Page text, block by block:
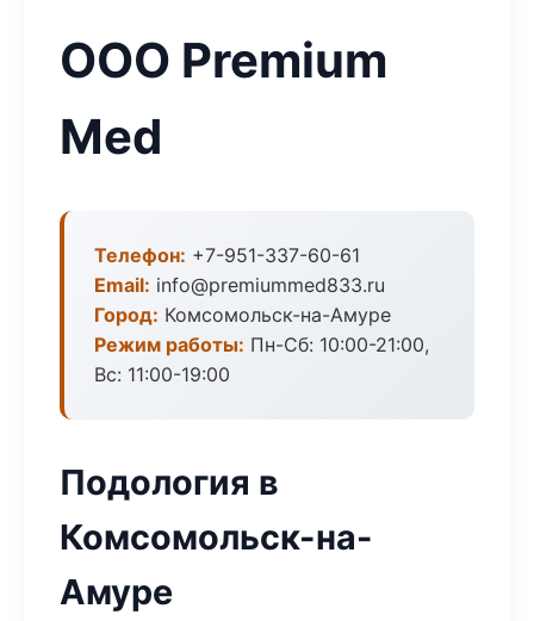
ООО Premium
Med
Телефон: +7-951-337-60-61
Email: info@premiummed833.ru
Город: Комсомольск-на-Амуре
Режим работы: Пн-Сб: 10:00-21:00,
Вс: 11:00-19:00
Подология в
Комсомольск-на-
Амуре